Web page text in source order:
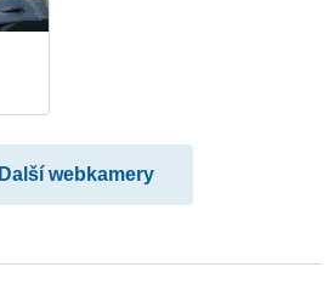
Další webkamery